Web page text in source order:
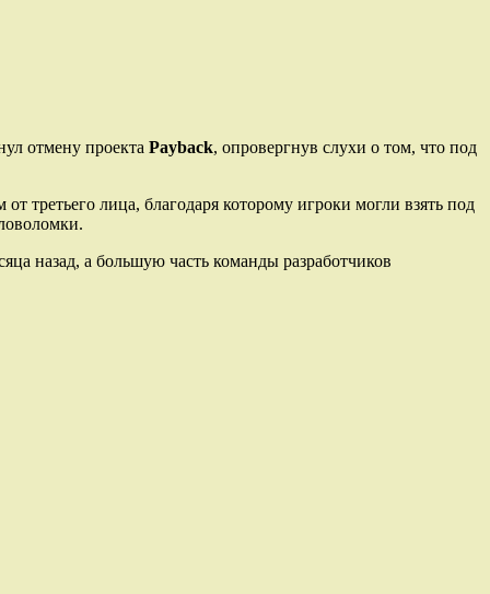
отмену проекта Payback, опровергнув слухи о том, что под
лица, благодаря которому игроки могли взять под
назад, а большую часть команды разработчиков